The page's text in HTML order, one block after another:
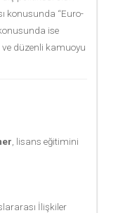
konusunda “Euro-
ise
ve düzenli kamuoyu
, lisans eğitimini
İlişkiler